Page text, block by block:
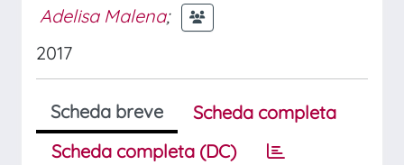
Adelisa Malena;
2017
Scheda breve
Scheda completa
Scheda completa (DC)